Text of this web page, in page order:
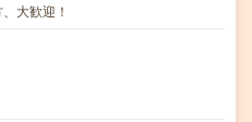
大歓迎！